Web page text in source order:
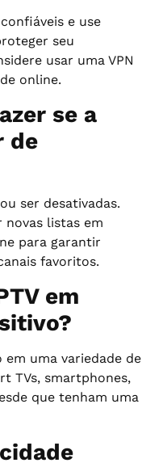
e use
seu
usar uma VPN
online.
se a
de
ser desativadas.
listas em
para garantir
favoritos.
em
em uma variedade de
TVs, smartphones,
que tenham uma